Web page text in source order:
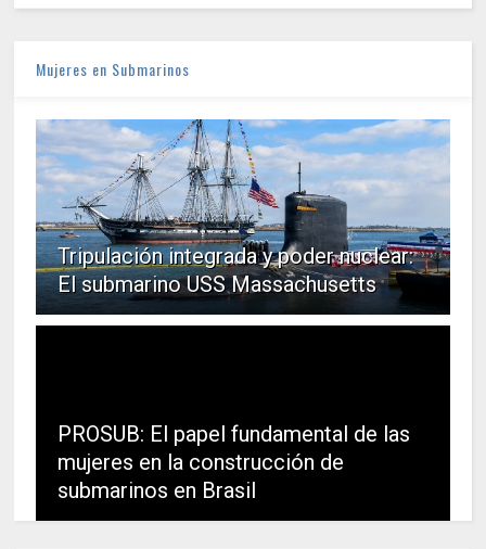
Mujeres en Submarinos
Tripulación integrada y poder nuclear:
El submarino USS Massachusetts
PROSUB: El papel fundamental de las
mujeres en la construcción de
submarinos en Brasil